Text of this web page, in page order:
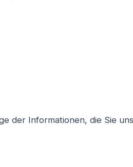
der Informationen, die Sie uns